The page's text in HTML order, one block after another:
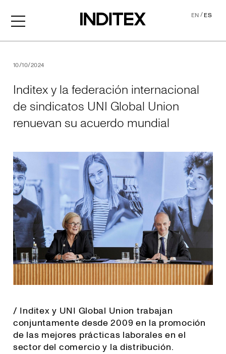
EN/ES
10/10/2024
Inditex y la federación internacional
de sindicatos UNI Global Union
renuevan su acuerdo mundial
/ Inditex y UNI Global Union trabajan
conjuntamente desde 2009 en la promoción
de las mejores prácticas laborales en el
sector del comercio y la distribución.